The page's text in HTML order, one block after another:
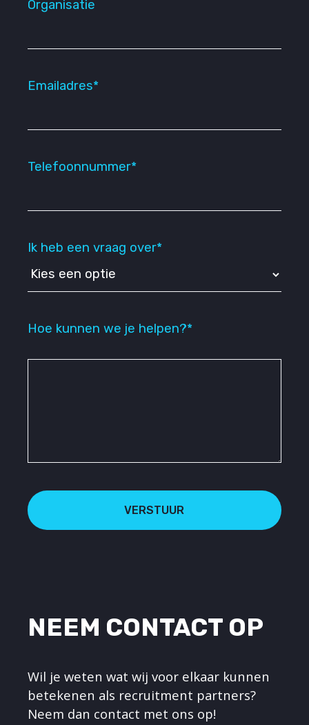
NEEM CONTACT OP
Wil je weten wat wij voor elkaar kunnen
betekenen als recruitment partners?
Neem dan contact met ons op!
Organisatie
Emailadres*
Telefoonnummer*
Ik heb een vraag over*
Hoe kunnen we je helpen?*
VERSTUUR